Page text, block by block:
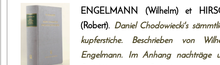
ENGELMANN (Wilhelm) et
(Robert). Daniel Chodowiecki's
kupferstiche. Beschrieben von
Engelmann. Im Anhang nachträge